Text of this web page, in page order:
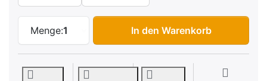
Menge:1
Jethelm Helmo Milano Turbine, Farbe
In den Warenkorb